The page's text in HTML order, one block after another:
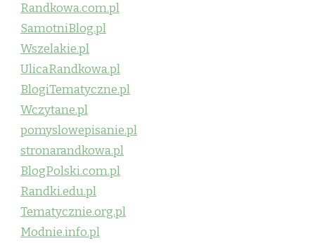
Randkowa.com.pl
SamotniBlog.pl
Wszelakie.pl
UlicaRandkowa.pl
BlogiTematyczne.pl
Wczytane.pl
pomyslowepisanie.pl
stronarandkowa.pl
BlogPolski.com.pl
Randki.edu.pl
Tematycznie.org.pl
Modnie.info.pl